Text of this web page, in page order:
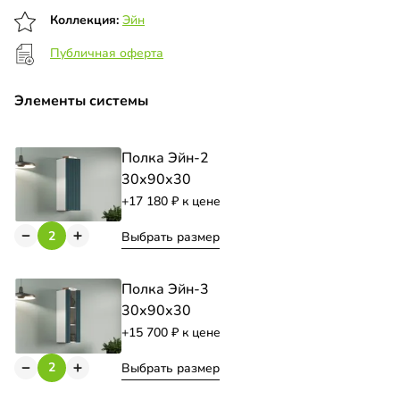
Коллекция: Эйн
Публичная оферта
Элементы системы
Полка Эйн-2
30х90х30
+17 180 к цене
Выбрать размер
Полка Эйн-3
30х90х30
+15 700 к цене
Выбрать размер